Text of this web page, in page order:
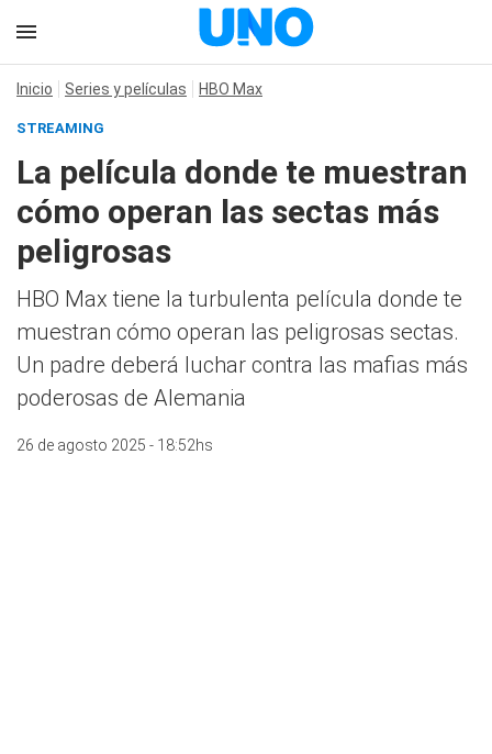
Inicio Series y películas HBO Max
STREAMING
La película donde te muestran
cómo operan las sectas más
peligrosas
HBO Max tiene la turbulenta película donde te
muestran cómo operan las peligrosas sectas.
Un padre deberá luchar contra las mafias más
poderosas de Alemania
26 de agosto 2025 - 18:52hs